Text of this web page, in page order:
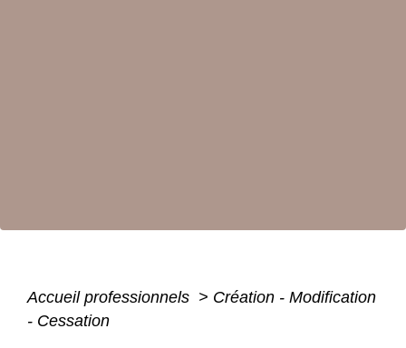
Accueil professionnels > Création - Modification
- Cessation